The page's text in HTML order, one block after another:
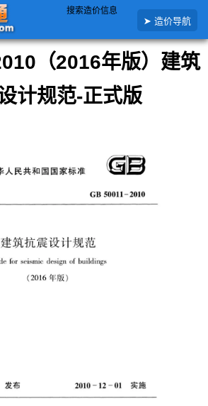
搜索造价信息
造价导航
GB50011-2010（2016年版）建筑抗震设计规范-正
（2016年版）建筑
计规范-正式版